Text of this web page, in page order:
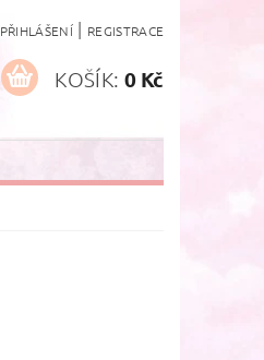
PŘIHLÁŠENÍ | REGISTRACE
KOŠÍK: 0 Kč